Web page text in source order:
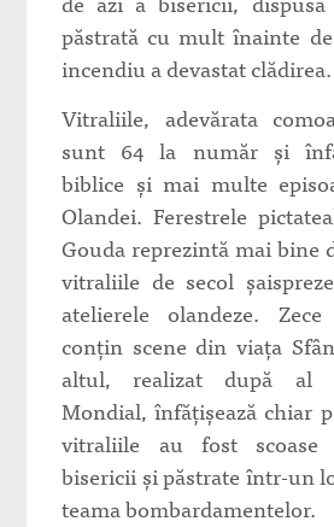
păstrată cu mult înainte
incendiu a devastat clădirea.
Vitraliile, adevărata
sunt 64 la număr şi
biblice şi mai multe
Olandei. Ferestrele
Gouda reprezintă mai bine
vitraliile de secol
atelierele olandeze.
conţin scene din viaţa
altul, realizat după al
Mondial, înfăţişează chiar
vitraliile au fost scoase
bisericii şi păstrate într-un
teama bombardamentelor.